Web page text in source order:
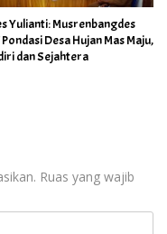
Yulianti: Musrenbangdes
Desa Hujan Mas Maju,
dan Sejahtera
Ruas yang wajib